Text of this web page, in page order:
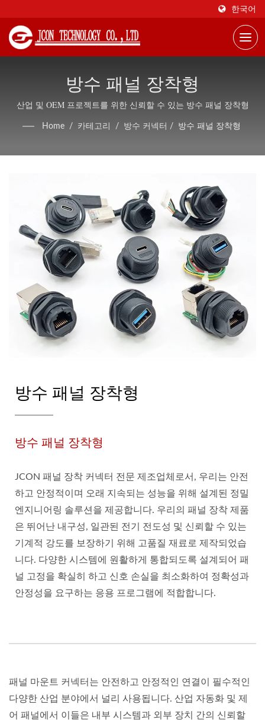
한국어
방수 패널 장착형
산업 및 OEM 프로젝트를 위한 신뢰할 수 있는 방수 패널 장착형
Home / 카테고리 / 방수 커넥터 / 방수 패널 장착형
방수 패널 장착형
방수 패널 장착형
JCON 패널 장착 커넥터 전문 제조업체로서, 우리는 안전
하고 안정적이며 오래 지속되는 성능을 위해 설계된 정밀
엔지니어링 솔루션을 제공합니다. 우리의 패널 장착 제품
은 뛰어난 내구성, 일관된 전기 전도성 및 신뢰할 수 있는
기계적 강도를 보장하기 위해 고품질 재료로 제작되었습
니다. 다양한 시스템에 원활하게 통합되도록 설계되어 패
널 고정을 확실히 하고 신호 손실을 최소화하여 정확성과
안정성을 요구하는 응용 프로그램에 적합합니다.
패널 마운트 커넥터는 안전하고 안정적인 연결이 필수적인
다양한 산업 분야에서 널리 사용됩니다. 산업 자동화 및 제
어 패널에서 이들은 내부 시스템과 외부 장치 간의 신뢰할